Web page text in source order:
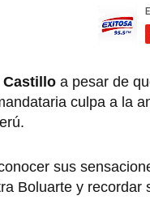
Castillo a pesar de
culpa a la
sus
Boluarte y recordar